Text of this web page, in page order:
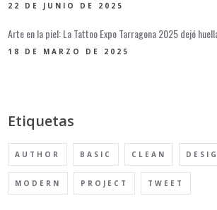
22 DE JUNIO DE 2025
Arte en la piel: La Tattoo Expo Tarragona 2025 dejó
18 DE MARZO DE 2025
Etiquetas
AUTHOR BASIC CLEAN
MODERN PROJECT TWEET